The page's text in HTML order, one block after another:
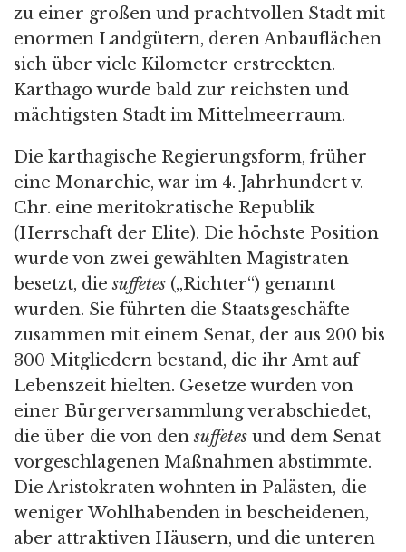
zu einer großen und prachtvollen Stadt mit
enormen Landgütern, deren Anbauflächen
sich über viele Kilometer erstreckten.
Karthago wurde bald zur reichsten und
mächtigsten Stadt im Mittelmeerraum.
Die karthagische Regierungsform, früher
eine Monarchie, war im 4. Jahrhundert v.
Chr. eine meritokratische Republik
(Herrschaft der Elite). Die höchste Position
wurde von zwei gewählten Magistraten
besetzt, diesuffetes („Richter“) genannt
wurden. Sie führten die Staatsgeschäfte
zusammen mit einem Senat, der aus 200 bis
300 Mitgliedern bestand, die ihr Amt auf
Lebenszeit hielten. Gesetze wurden von
einer Bürgerversammlung verabschiedet,
die über die von densuffetes und dem Senat
vorgeschlagenen Maßnahmen abstimmte.
Die Aristokraten wohnten in Palästen, die
weniger Wohlhabenden in bescheidenen,
aber attraktiven Häusern, und die unteren